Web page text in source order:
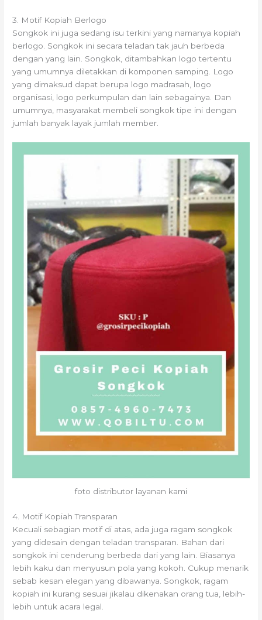
3. Motif Kopiah Berlogo
Songkok ini juga sedang isu terkini yang namanya kopiah
berlogo. Songkok ini secara teladan tak jauh berbeda
dengan yang lain. Songkok, ditambahkan logo tertentu
yang umumnya diletakkan di komponen samping. Logo
yang dimaksud dapat berupa logo madrasah, logo
organisasi, logo perkumpulan dan lain sebagainya. Dan
umumnya, masyarakat membeli songkok tipe ini dengan
jumlah banyak layak jumlah member.
foto distributor layanan kami
4. Motif Kopiah Transparan
Kecuali sebagian motif di atas, ada juga ragam songkok
yang didesain dengan teladan transparan. Bahan dari
songkok ini cenderung berbeda dari yang lain. Biasanya
lebih kaku dan menyusun pola yang kokoh. Cukup menarik
sebab kesan elegan yang dibawanya. Songkok, ragam
kopiah ini kurang sesuai jikalau dikenakan orang tua, lebih-
lebih untuk acara legal.